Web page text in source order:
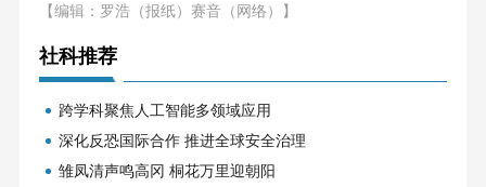
【编辑：罗浩（报纸）赛音（网络）】
社科推荐
跨学科聚焦人工智能多领域应用
深化反恐国际合作 推进全球安全治理
雏凤清声鸣高冈 桐花万里迎朝阳